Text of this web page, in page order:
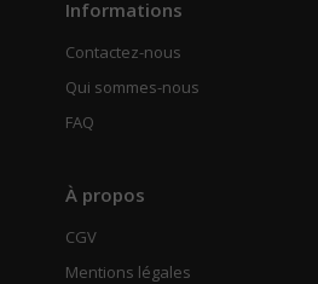
Informations
Contactez-nous
Qui sommes-nous
FAQ
À propos
CGV
Mentions légales